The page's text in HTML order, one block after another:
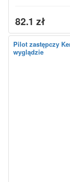
82.1 zł
Pilot zastępczy
wyglądzie